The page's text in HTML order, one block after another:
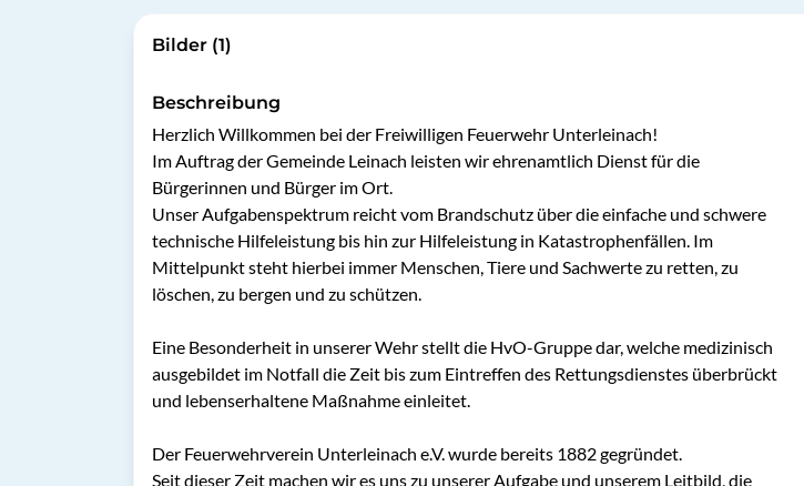
Bilder (1)
Beschreibung
Herzlich Willkommen bei der Freiwilligen Feuerwehr Unterleinach!
Im Auftrag der Gemeinde Leinach leisten wir ehrenamtlich Dienst für die
Bürgerinnen und Bürger im Ort.
Unser Aufgabenspektrum reicht vom Brandschutz über die einfache und schwere
technische Hilfeleistung bis hin zur Hilfeleistung in Katastrophenfällen. Im
Mittelpunkt steht hierbei immer Menschen, Tiere und Sachwerte zu retten, zu
löschen, zu bergen und zu schützen.
Eine Besonderheit in unserer Wehr stellt die HvO-Gruppe dar, welche medizinisch
ausgebildet im Notfall die Zeit bis zum Eintreffen des Rettungsdienstes überbrückt
und lebenserhaltene Maßnahme einleitet.
Der Feuerwehrverein Unterleinach e.V. wurde bereits 1882 gegründet.
Seit dieser Zeit machen wir es uns zu unserer Aufgabe und unserem Leitbild, die